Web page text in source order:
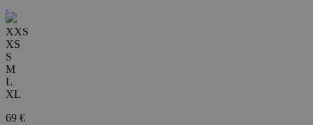
XXS
XS
S
M
L
XL
69 €